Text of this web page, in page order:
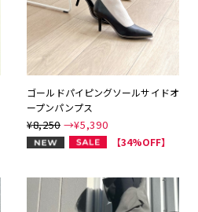
ゴールドパイピングソールサイドオ
ープンパンプス
¥8,250 →¥5,390
NEW 【34%OFF】